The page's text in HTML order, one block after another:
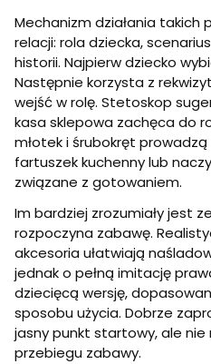
Mechanizm działania takich
relacji: rola dziecka,
historii. Najpierw dziecko
Następnie korzysta z
wejść w rolę. Stetoskop
kasa sklepowa zachęca do
młotek i śrubokręt
fartuszek kuchenny lub
związane z gotowaniem.
Im bardziej zrozumiały jest
rozpoczyna zabawę.
akcesoria ułatwiają
jednak o pełną imitację
dziecięcą wersję,
sposobu użycia. Dobrze
jasny punkt startowy, ale
przebiegu zabawy.